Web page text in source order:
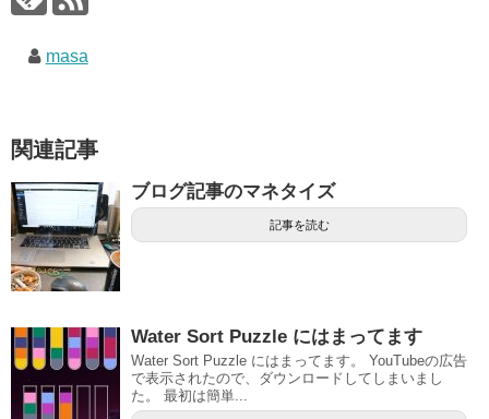
masa
関連記事
ブログ記事のマネタイズ
記事を読む
Water Sort Puzzle にはまってます
Water Sort Puzzle にはまってます。 YouTubeの広告
で表示されたので、ダウンロードしてしまいまし
た。 最初は簡単...